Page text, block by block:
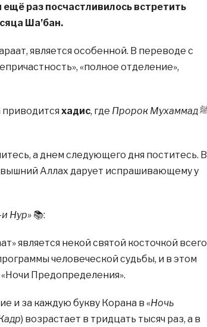
раз посчастливилось встретить
Ша’бан.
является особенной. В переводе с
«полное отделение»,
хадис, где Пророк Мухаммадﷺ
а днем следующего дня поститесь. В
Аллах дарует испрашивающему у
Нур»📚:
является некой святой косточкой всего
человеческой судьбы, и в этом
Предопределения».
и за каждую букву Корана в «Ночь
) возрастает в тридцать тысяч раз, а в